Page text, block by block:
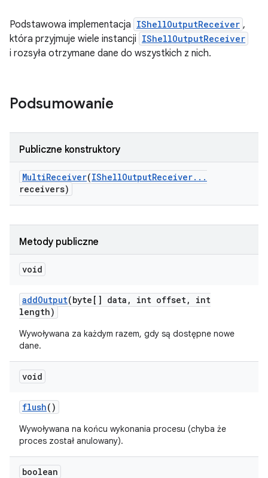
Podstawowa implementacja IShellOutputReceiver ,
która przyjmuje wiele instancji IShellOutputReceiver
i rozsyła otrzymane dane do wszystkich z nich.
Podsumowanie
Publiczne konstruktory
MultiReceiver(IShellOutputReceiver. . .
receivers)
Metody publiczne
void
addOutput(byte[] data , int offset,
int
length)
Wywoływana za każdym razem, gdy są dostępne nowe
dane.
void
flush()
Wywoływana na końcu wykonania procesu (chyba że
proces został anulowany).
boolean